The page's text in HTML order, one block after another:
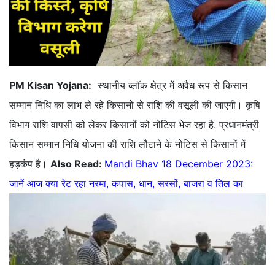
PM Kisan Yojana: स्थानीय ब्लॉक क्षेत्र में अवैध रूप से किसान
सम्मान निधि का लाभ ले रहे किसानों से राशि की वसूली की जाएगी। कृषि
विभाग राशि वापसी को लेकर किसानों को नोटिस भेज रहा है. प्रधानमंत्री
किसान सम्मान निधि योजना की राशि लौटाने के नोटिस से किसानों में
हड़कंप है। Also Read: Mandi Bhav 18 December 2023:
जानें आज क्या रेट रहा नरमा, कपास, धान, सरसों, बाजरा व तिल का